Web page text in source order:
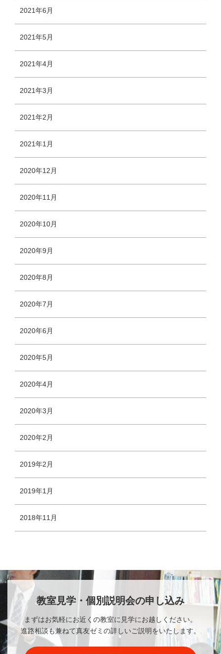
2021年6月
2021年5月
2021年4月
2021年3月
2021年2月
2021年1月
2020年12月
2020年11月
2020年10月
2020年9月
2020年8月
2020年7月
2020年6月
2020年5月
2020年4月
2020年3月
2020年2月
2019年2月
2019年1月
2018年11月
教室見学・個別説明会の申し込み
まずはお気軽にお近くの教室に見学にお越しください。
進路相談も兼ねて真友ゼミの詳しいご説明をいたします。